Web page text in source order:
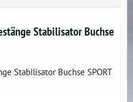
Stabilisator Buchse
Stabilisator Buchse SPORT